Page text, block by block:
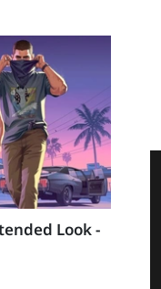
Look -